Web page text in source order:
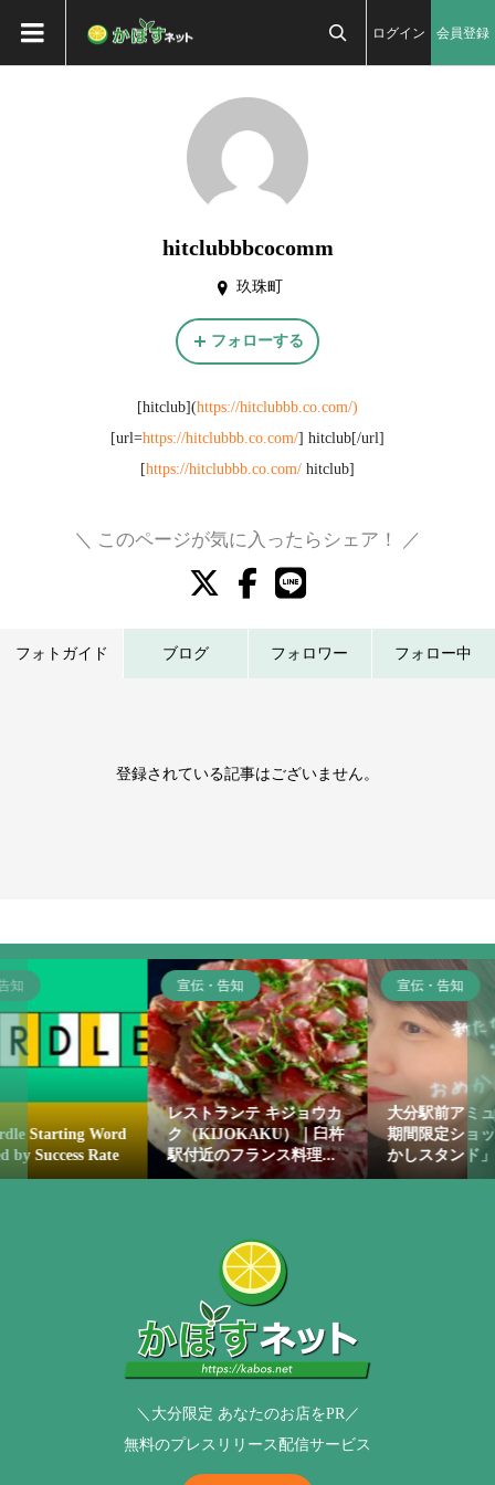
ログイン 会員登録
hitclubbbcocomm
玖珠町
フォローする
[hitclub](https://hitclubbb.co.com/)
[url=https://hitclubbb.co.com/] hitclub[/url]
[https://hitclubbb.co.com/ hitclub]
＼ このページが気に入ったらシェア！ ／
フォトガイド ブログ フォロワー フォロー中
登録されている記事はございません。
レストランテ キジョウカ
ク（KIJOKAKU）｜臼杵
駅付近のフランス料理...
宣伝・告知
大分駅前アミュプラザで
期間限定ショップ「おめ
かしスタンド」体験！...
＼大分限定 あなたのお店をPR／
無料のプレスリリース配信サービス